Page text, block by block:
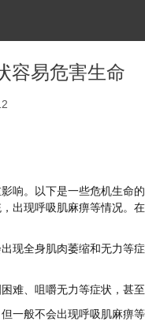
容易危害生命
响。以下是一些危机生命
出现呼吸肌麻痹等情况。
现全身肌肉萎缩和无力等
难、咀嚼无力等症状，甚
一般不会出现呼吸肌麻痹